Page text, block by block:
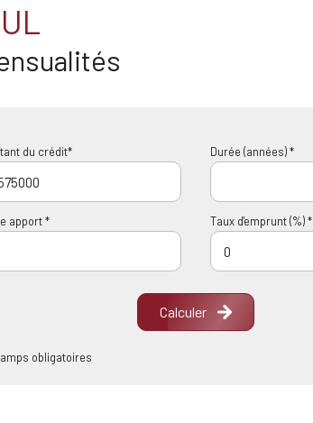
du crédit* Durée (années) *
apport * Taux d'emprunt (%) *
Calculer
obligatoires